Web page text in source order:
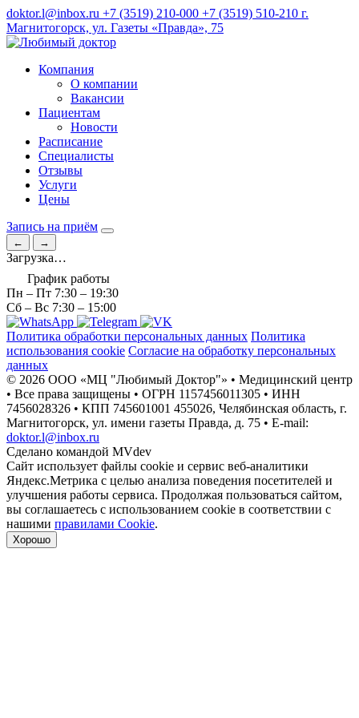
doktor.l@inbox.ru +7 (3519) 210-000 +7 (3519) 510-210 г.
Магнитогорск, ул. Газеты «Правда», 75
Компания
О компании
Вакансии
Пациентам
Новости
Расписание
Специалисты
Отзывы
Услуги
Цены
Запись на приём
← →
Загрузка…
График работы
Пн – Пт 7:30 – 19:30
Сб – Вс 7:30 – 15:00
Политика обработки персональных данных Политика
использования cookie Согласие на обработку персональных
данных
© 2026 ООО «МЦ "Любимый Доктор"» • Медицинский центр
• Все права защищены • ОГРН 1157456011305 • ИНН
7456028326 • КПП 745601001 455026, Челябинская область, г.
Магнитогорск, ул. имени газеты Правда, д. 75 • E-mail:
doktor.l@inbox.ru
Сделано командой MVdev
Сайт использует файлы cookie и сервис веб-аналитики
Яндекс.Метрика с целью анализа поведения посетителей и
улучшения работы сервиса. Продолжая пользоваться сайтом,
вы соглашаетесь с использованием cookie в соответствии с
нашими правилами Cookie.
Хорошо